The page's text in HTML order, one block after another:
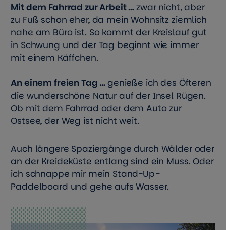
Mit dem Fahrrad zur Arbeit …zwar nicht, aber
zu Fuß schon eher, da mein Wohnsitz ziemlich
nahe am Büro ist. So kommt der Kreislauf gut
in Schwung und der Tag beginnt wie immer
mit einem Käffchen.
An einem freien Tag …genieße ich des Öfteren
die wunderschöne Natur auf der Insel Rügen.
Ob mit dem Fahrrad oder dem Auto zur
Ostsee, der Weg ist nicht weit.
Auch längere Spaziergänge durch Wälder oder
an der Kreideküste entlang sind ein Muss. Oder
ich schnappe mir mein Stand-Up-
Paddelboard und gehe aufs Wasser.